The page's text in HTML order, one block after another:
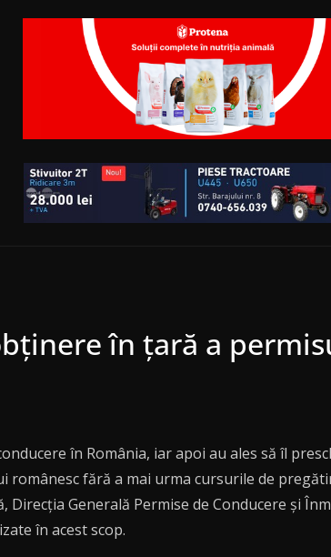
în țară a
în România, iar apoi au ales să îl
fără a mai urma cursurile de
Generală Permise de Conducere și
în acest scop.